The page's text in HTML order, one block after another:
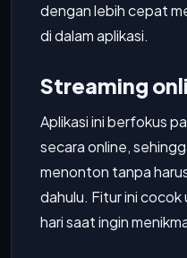
dengan lebih cepat
di dalam aplikasi.
Streaming
Aplikasi ini berfokus
secara online,
menonton tanpa
dahulu. Fitur ini
hari saat ingin